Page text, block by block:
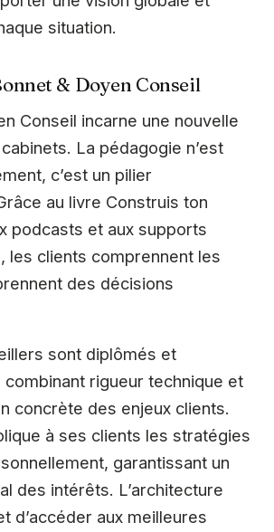
situation.
& Doyen Conseil
Conseil incarne une nouvelle
La pédagogie n’est
c’est un pilier
au livre Construis ton
podcasts et aux supports
les clients comprennent les
des décisions
sont diplômés et
rigueur technique et
concrète des enjeux clients.
à ses clients les stratégies
garantissant un
des intérêts. L’architecture
d’accéder aux meilleures